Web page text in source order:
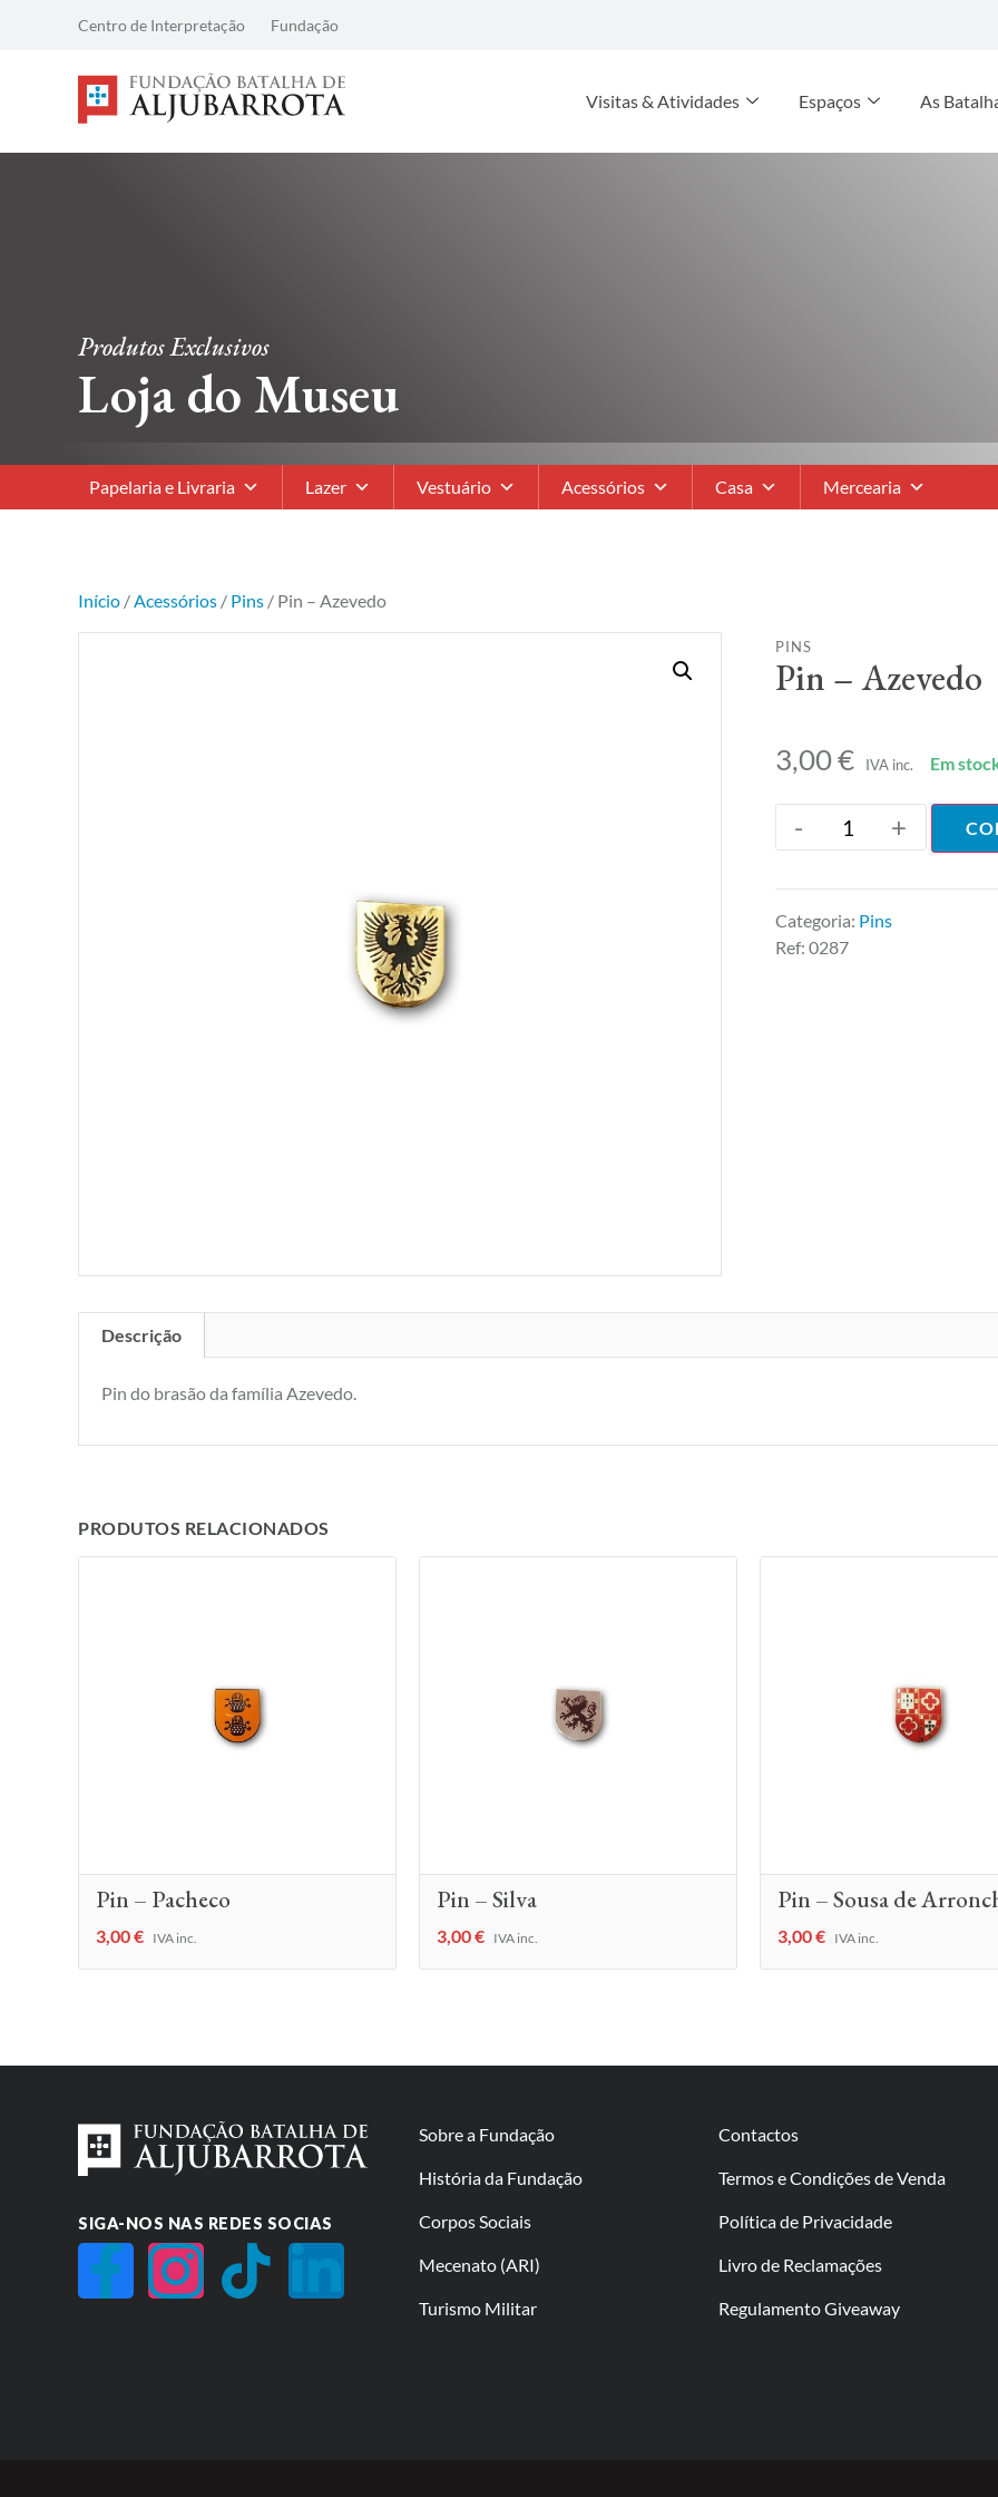
Centro de Interpretação Fundação
Visitas & Atividades Espaços As
Produtos Exclusivos
Loja do Museu
Papelaria e Livraria Lazer Vestuário Acessórios Casa Mercearia
Início /Acessórios / Pins / Pin – Azevedo
PINS
Pin – Azevedo
3,00€ IVA inc. Em
- +
Categoria: Pins
Ref:0287
Descrição
Pin do brasão da família Azevedo.
PRODUTOS RELACIONADOS
Pin – Pacheco
3,00€ IVA inc.
Pin – Silva
3,00€ IVA inc.
Pin – Sousa de
3,00€ IVA inc.
SIGA-NOS NAS REDES SOCIAS
Sobre a Fundação
História da Fundação
Corpos Sociais
Mecenato (ARI)
Turismo Militar
Contactos
Termos e Condições de Venda
Política de Privacidade
Livro de Reclamações
Regulamento Giveaway